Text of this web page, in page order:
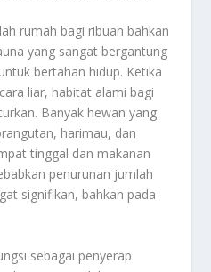
rumah bagi ribuan bahkan
yang sangat bergantung
bertahan hidup. Ketika
liar, habitat alami bagi
Banyak hewan yang
harimau, dan
tinggal dan makanan
penurunan jumlah
signifikan, bahkan pada
sebagai penyerap